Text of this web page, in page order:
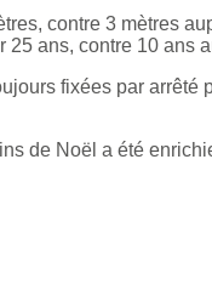
contre 3 mètres
25 ans, contre 10 ans
fixées par arrêté
de Noël a été